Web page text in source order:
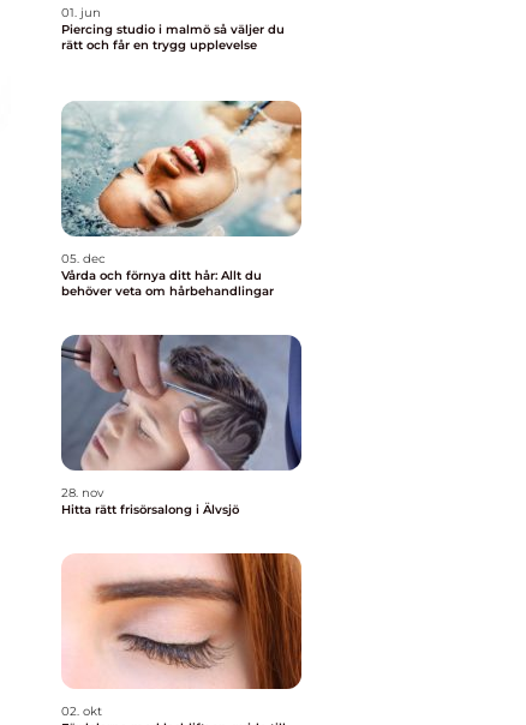
01. jun
Piercing studio i malmö så väljer du
rätt och får en trygg upplevelse
05. dec
Vårda och förnya ditt hår: Allt du
behöver veta om hårbehandlingar
28. nov
Hitta rätt frisörsalong i Älvsjö
02. okt